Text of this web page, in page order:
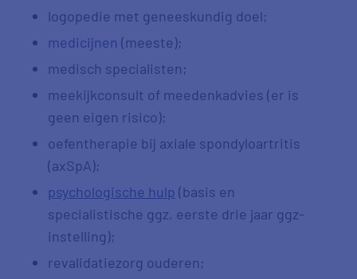
logopedie met geneeskundig doel;
medicijnen (meeste);
medisch specialisten;
meekijkconsult of meedenkadvies (er is
geen eigen risico);
oefentherapie bij axiale spondyloartritis
(axSpA);
psychologische hulp (basis en
specialistische ggz, eerste drie jaar ggz-
instelling);
revalidatiezorg ouderen;